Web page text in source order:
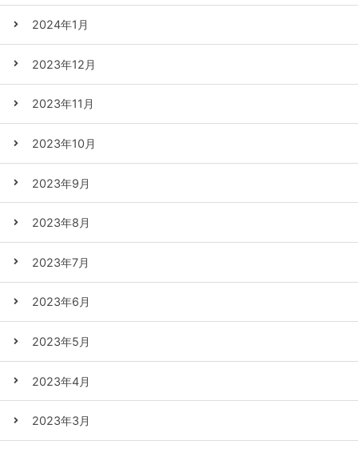
2024年1月
2023年12月
2023年11月
2023年10月
2023年9月
2023年8月
2023年7月
2023年6月
2023年5月
2023年4月
2023年3月